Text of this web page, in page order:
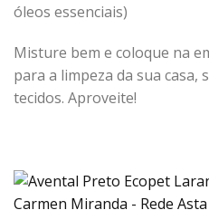
óleos essenciais)
Misture bem e coloque na
para a limpeza da sua casa,
tecidos. Aproveite!